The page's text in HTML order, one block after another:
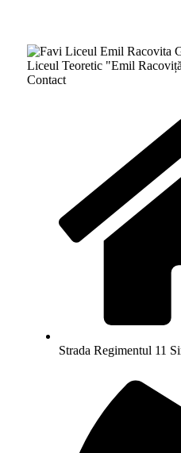
Liceul Teoretic "Emil
Contact
Strada Regimentul 11